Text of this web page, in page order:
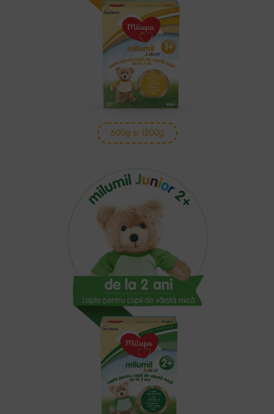
600g și 1200g